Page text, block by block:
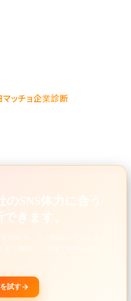
マッチョ企業診断
SNS体力に合う
きます。
試す